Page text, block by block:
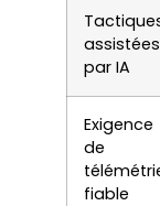
assistées
par IA
Exigence
de
fiable